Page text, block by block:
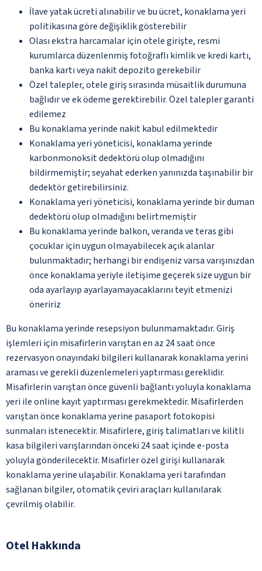
İlave yatak ücreti alınabilir ve bu ücret, konaklama yeri
politikasına göre değişiklik gösterebilir
Olası ekstra harcamalar için otele girişte, resmi
kurumlarca düzenlenmiş fotoğraflı kimlik ve kredi kartı,
banka kartı veya nakit depozito gerekebilir
Özel talepler, otele giriş sırasında müsaitlik durumuna
bağlıdır ve ek ödeme gerektirebilir. Özel talepler garanti
edilemez
Bu konaklama yerinde nakit kabul edilmektedir
Konaklama yeri yöneticisi, konaklama yerinde
karbonmonoksit dedektörü olup olmadığını
bildirmemiştir; seyahat ederken yanınızda taşınabilir bir
dedektör getirebilirsiniz.
Konaklama yeri yöneticisi, konaklama yerinde bir duman
dedektörü olup olmadığını belirtmemiştir
Bu konaklama yerinde balkon, veranda ve teras gibi
çocuklar için uygun olmayabilecek açık alanlar
bulunmaktadır; herhangi bir endişeniz varsa varışınızdan
önce konaklama yeriyle iletişime geçerek size uygun bir
oda ayarlayıp ayarlayamayacaklarını teyit etmenizi
öneririz
Bu konaklama yerinde resepsiyon bulunmamaktadır. Giriş
işlemleri için misafirlerin varıştan en az 24 saat önce
rezervasyon onayındaki bilgileri kullanarak konaklama yerini
araması ve gerekli düzenlemeleri yaptırması gereklidir.
Misafirlerin varıştan önce güvenli bağlantı yoluyla konaklama
yeri ile online kayıt yaptırması gerekmektedir. Misafirlerden
varıştan önce konaklama yerine pasaport fotokopisi
sunmaları istenecektir. Misafirlere, giriş talimatları ve kilitli
kasa bilgileri varışlarından önceki 24 saat içinde e-posta
yoluyla gönderilecektir. Misafirler özel girişi kullanarak
konaklama yerine ulaşabilir. Konaklama yeri tarafından
sağlanan bilgiler, otomatik çeviri araçları kullanılarak
çevrilmiş olabilir.
Otel Hakkında